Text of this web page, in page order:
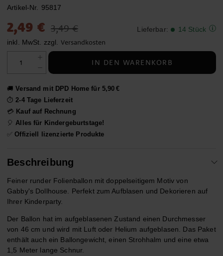
Artikel-Nr. 95817
Aktueller Preis
2,49 € 3,49 €
inkl. MwSt. zzgl. Versandkosten
Lieferbar: 14 Stück
IN DEN WARENKORB
🚚Versand mit DPD Home für 5,90 €
⏱️2-4 Tage Lieferzeit
💳 Kauf auf Rechnung
🎈 Alles für Kindergeburtstage!
✅Offiziell lizenzierte Produkte
Beschreibung
Feiner runder Folienballon mit doppelseitigem Motiv von
Gabby's Dollhouse. Perfekt zum Aufblasen und Dekorieren auf
Ihrer Kinderparty.
Der Ballon hat im aufgeblasenen Zustand einen Durchmesser
von 46 cm und wird mit Luft oder Helium aufgeblasen. Das Paket
enthält auch ein Ballongewicht, einen Strohhalm und eine etwa
1,5 Meter lange Schnur.